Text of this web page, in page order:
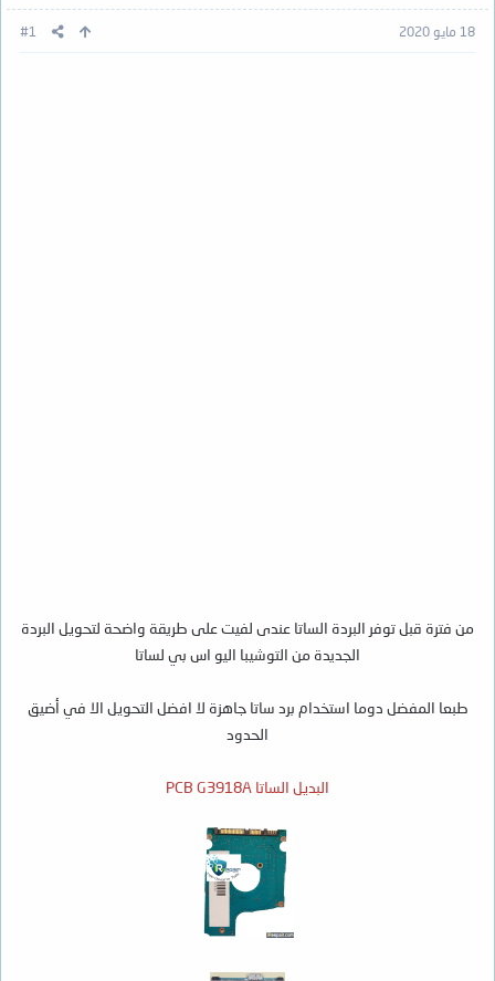
18 مايو 2020 #1
من فترة قبل توفر البردة الساتا عندى لفيت على طريقة واضحة لتحويل البردة
الجديدة من التوشيبا اليو اس بي لساتا
طبعا المفضل دوما استخدام برد ساتا جاهزة لا افضل التحويل الا في أضيق
الحدود
البديل الساتا PCB G3918A